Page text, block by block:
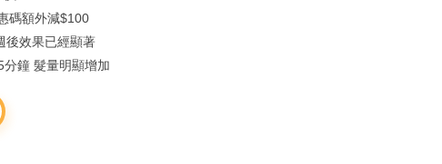
碼額外減$100
後效果已經顯著
鐘 髮量明顯增加